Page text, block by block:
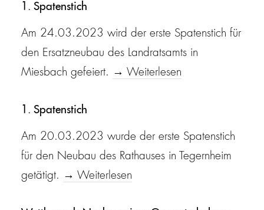
1. Spatenstich
Am 24.03.2023 wird der erste Spatenstich für
den Ersatzneubau des Landratsamts in
Miesbach gefeiert. → Weiterlesen
1. Spatenstich
Am 20.03.2023 wurde der erste Spatenstich
für den Neubau des Rathauses in Tegernheim
getätigt. → Weiterlesen